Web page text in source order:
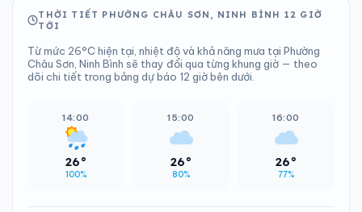
THỜI TIẾT PHƯỜNG CHÂU SƠN, NINH BÌNH 12 GIỜ
TỚI
Từ mức 26°C hiện tại, nhiệt độ và khả năng mưa tại Phường
Châu Sơn, Ninh Bình sẽ thay đổi qua từng khung giờ — theo
dõi chi tiết trong bảng dự báo 12 giờ bên dưới.
14:00
26°
100%
15:00
26°
80%
16:00
26°
77%